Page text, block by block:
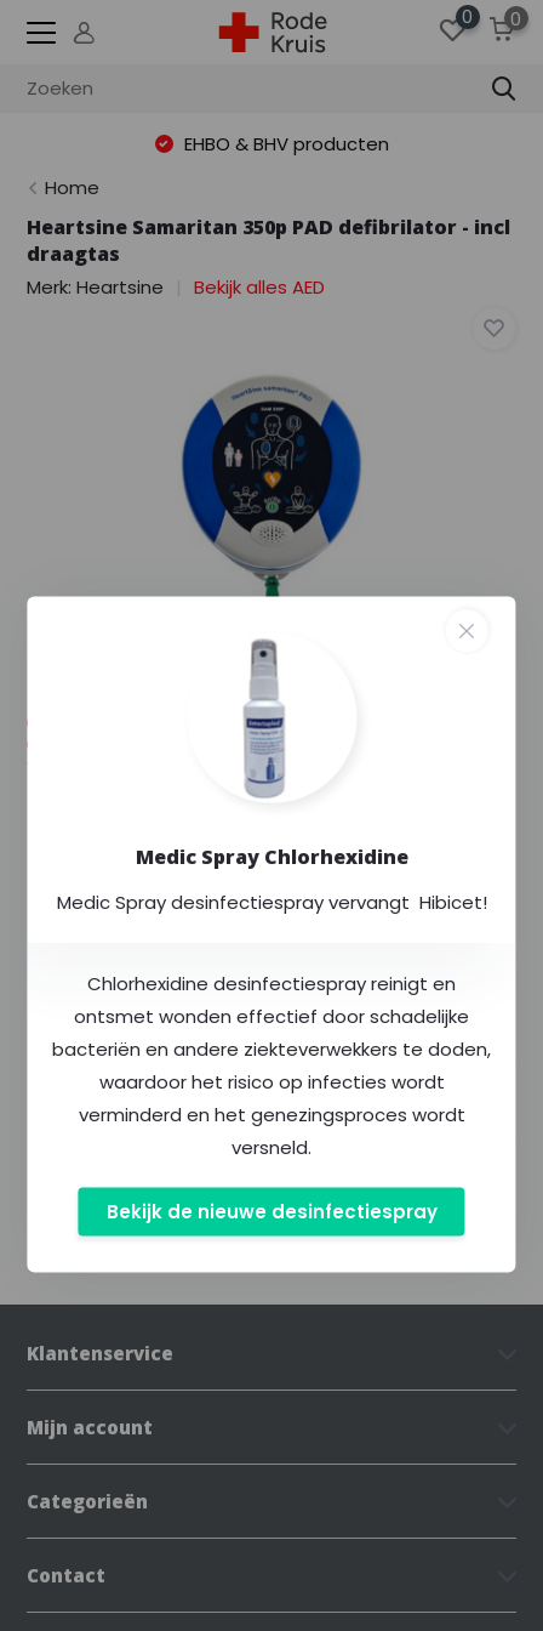
0 0
EHBO & BHV producten
Home
Heartsine Samaritan 350p PAD defibrilator - incl
draagtas
Merk:Heartsine Bekijk alles AED
Levertijd: Vandaag besteld, is morgen
verzonden. Na verzending, wordt uw order
meestal binnen 24 uur geleverd.
Exclusief voorRode Kruis
Productomschrijving
Klantenservice
Mijn account
Categorieën
Contact
Medic Spray Chlorhexidine
Medic Spray desinfectiespray vervangt Hibicet!
Chlorhexidine desinfectiespray reinigt en
ontsmet wonden effectief door schadelijke
bacteriën en andere ziekteverwekkers te doden,
waardoor het risico op infecties wordt
verminderd en het genezingsproces wordt
versneld.
Bekijk de nieuwe desinfectiespray